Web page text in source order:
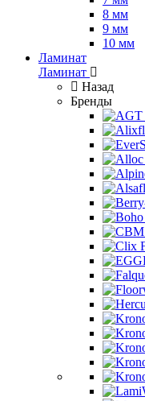
8 мм
9 мм
10 мм
Ламинат
Ламинат
Назад
Бренды